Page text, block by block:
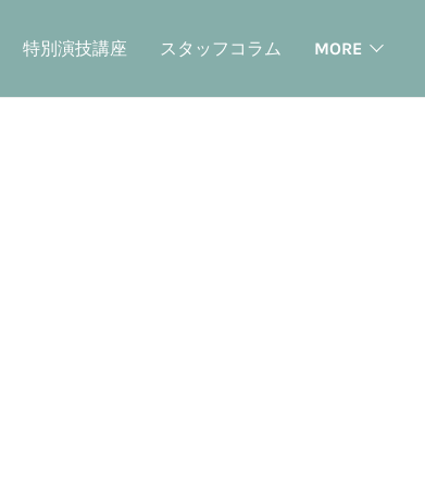
特別演技講座 スタッフコラム MORE